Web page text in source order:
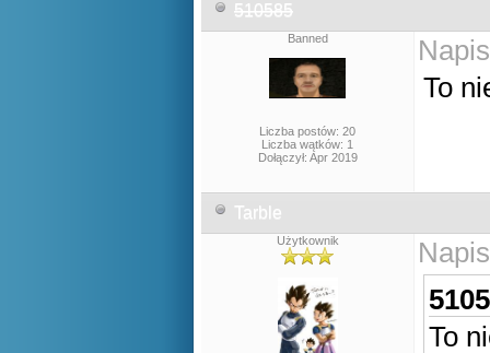
510585
Banned
Liczba postów: 20
Liczba wątków: 1
Dołączył: Apr 2019
To
Tarble
Użytkownik
To